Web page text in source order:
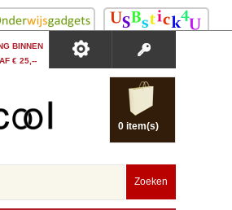
BINNEN
€ 25,--
0 item(s)
Zoeken